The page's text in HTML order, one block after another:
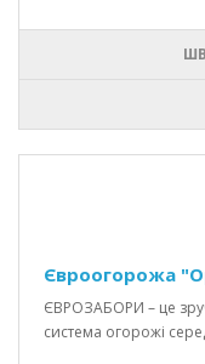
Євроогорожа
ЄВРОЗАБОРИ – це
система огорожі